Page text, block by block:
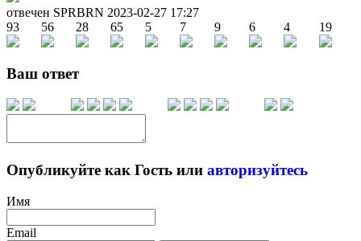
отвечен SPRBRN 2023-02-27 17:27
93
56 28 65 5 7 9 6 4 19
Ваш ответ
Опубликуйте как Гость или авторизуйтесь
Имя
Email